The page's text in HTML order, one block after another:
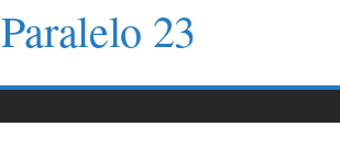
Paralelo 23